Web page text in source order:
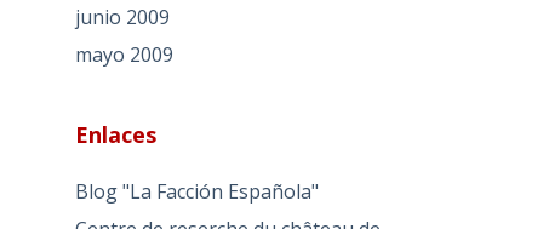
junio 2009
mayo 2009
Enlaces
Blog "La Facción Española"